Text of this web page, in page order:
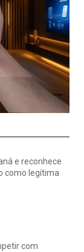
e reconhece
como legítima
com